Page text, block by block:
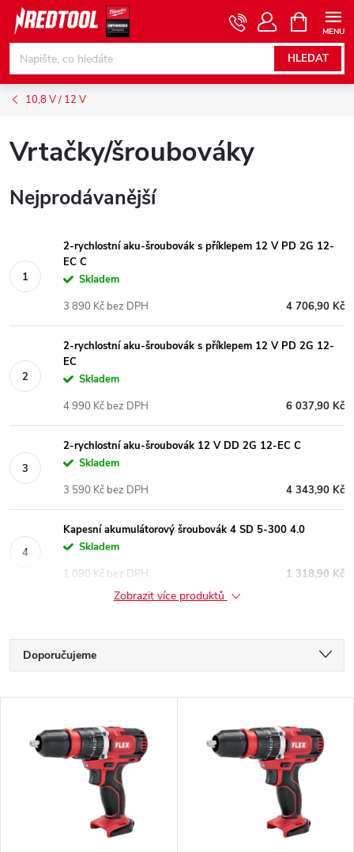
Přejít
obsah
HLEDAT
NÁKUPNÍ
KOŠÍK
10,8 V / 12 V
Vrtačky/šroubováky
Nejprodávanější
2-rychlostní aku-šroubovák s příklepem 12 V PD 2G 12-
EC C
Skladem
4 706,90 Kč
3 890 Kč bez DPH
2-rychlostní aku-šroubovák s příklepem 12 V PD 2G 12-
EC
Skladem
6 037,90 Kč
4 990 Kč bez DPH
2-rychlostní aku-šroubovák 12 V DD 2G 12-EC C
Skladem
4 343,90 Kč
3 590 Kč bez DPH
Kapesní akumulátorový šroubovák 4 SD 5-300 4.0
Skladem
1 318,90 Kč
1 090 Kč bez DPH
Zobrazit více produktů
Ř
a
Doporučujeme
Nejprodávanější